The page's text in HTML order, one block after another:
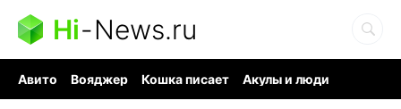
Hi-News.ru
Авито Вояджер Кошка писает
Акулы и люди